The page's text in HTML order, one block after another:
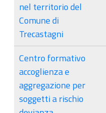
nel territorio del
Comune di
Trecastagni
Centro formativo
accoglienza e
aggregazione per
soggetti a rischio